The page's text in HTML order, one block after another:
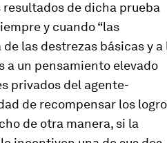
de dicha prueba
y cuando “las
las destrezas básicas y a
a un pensamiento elevado
privados del agente-
de recompensar los
de otra manera, si la